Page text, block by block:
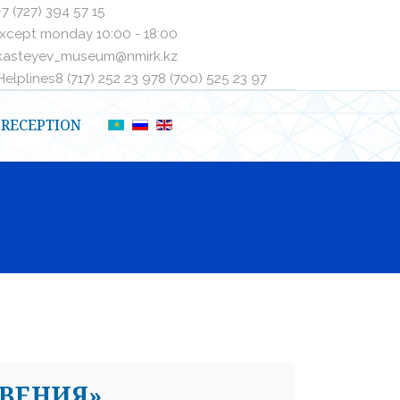
(727) 394 57 15
monday 10:00 - 18:00
ㅤ8 (717) 252 23 97ㅤㅤ8 (700) 525 23 97
RECEPTION